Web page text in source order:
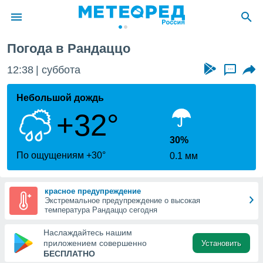
о
Вы можете
к этому
доступ
Погода в Рандаццо
12:38 суббота ...
Небольшой дождь
+32°
По ощущениям +30°
30%
0.1 мм
красное предупреждение
Экстремальное предупреждение о высокая
температура Рандаццо сегодня
Наслаждайтесь нашим
приложением совершенно
БЕСПЛАТНО
Установить